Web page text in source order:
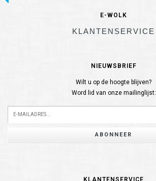
E-WOLK
KLANTENSERVICE
NIEUWSBRIEF
Wilt u op de hoogte blijven?
Word lid van onze mailinglijst:
ABONNEER
KLANTENSERVICE